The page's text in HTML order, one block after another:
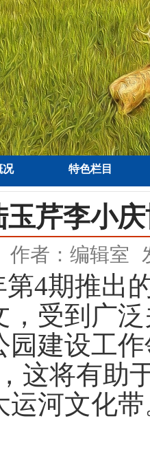
况 特色栏目
芹李小
作者：编辑室
第4期推出
，受到广
园建设工
这将有助
运河文化